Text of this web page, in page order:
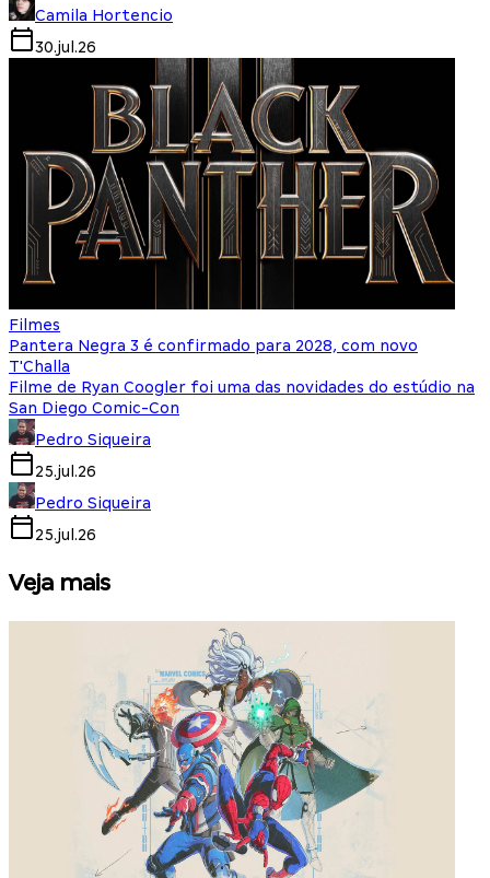
Camila Hortencio
30.jul.26
Filmes
Pantera Negra 3 é confirmado para 2028, com novo
T'Challa
Filme de Ryan Coogler foi uma das novidades do estúdio na
San Diego Comic-Con
Pedro Siqueira
25.jul.26
Pedro Siqueira
25.jul.26
Veja mais